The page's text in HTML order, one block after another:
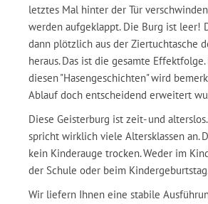
letztes Mal hinter der Tür
werden aufgeklappt. Die Burg ist leer!
dann plötzlich aus der Ziertuchtasche
heraus. Das ist die gesamte
diesen "Hasengeschichten" wird
Ablauf doch entscheidend erweitert
Diese Geisterburg ist zeit- und
spricht wirklich viele Altersklassen an.
kein Kinderauge trocken. Weder im
der Schule oder beim
Wir liefern Ihnen eine stabile